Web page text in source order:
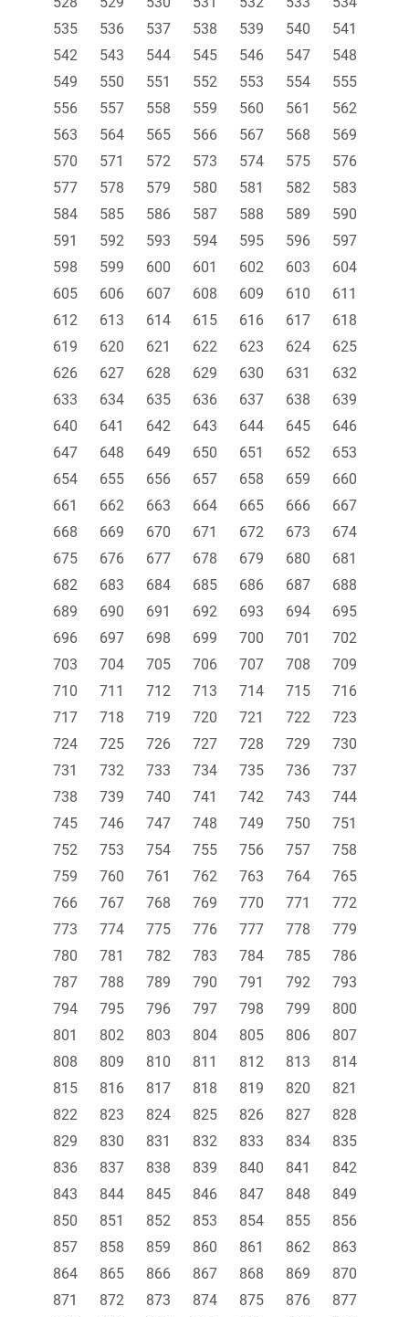
535
536 537 538 539 540
541
542
543 544 545 546 547
548
549
550 551 552 553 554
555
556
557 558 559 560 561
562
563
564 565 566 567 568
569
570
571 572 573 574 575
576
577
578 579 580 581 582
583
584
585 586 587 588 589
590
591
592 593 594 595 596
597
598
599 600 601 602 603
604
605
606 607 608 609 610
611
612
613 614 615 616 617
618
619
620 621 622 623 624
625
626
627 628 629 630 631
632
633
634 635 636 637 638
639
640
641 642 643 644 645
646
647
648 649 650 651 652
653
654
655 656 657 658 659
660
661
662 663 664 665 666
667
668
669 670 671 672 673
674
675
676 677 678 679 680
681
682
683 684 685 686 687
688
689
690 691 692 693 694
695
696
697 698 699 700 701
702
703
704 705 706 707 708
709
710
711 712 713 714 715
716
717
718 719 720 721 722
723
724
725 726 727 728 729
730
731
732 733 734 735 736
737
738
739 740 741 742 743
744
745
746 747 748 749 750
751
752
753 754 755 756 757
758
759
760 761 762 763 764
765
766
767 768 769 770 771
772
773
774 775 776 777 778
779
780
781 782 783 784 785
786
787
788 789 790 791 792
793
794
795 796 797 798 799
800
801
802 803 804 805 806
807
808
809 810 811 812 813
814
815
816 817 818 819 820
821
822
823 824 825 826 827
828
829
830 831 832 833 834
835
836
837 838 839 840 841
842
843
844 845 846 847 848
849
850
851 852 853 854 855
856
857
858 859 860 861 862
863
864
865 866 867 868 869
870
871
872 873 874 875 876
877